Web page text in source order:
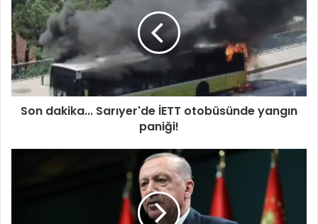
Son dakika... Sarıyer'de İETT otobüsünde yangın
paniği!